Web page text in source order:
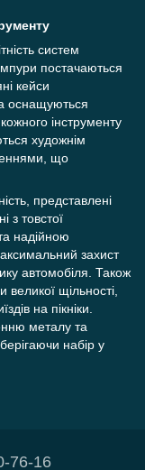
систем
постачаються
кейси
оснащуються
інструменту
художнім
що
представлені
з товстої
надійною
захист
автомобіля. Також
щільності,
на пікніки.
металу та
набір у
76-16